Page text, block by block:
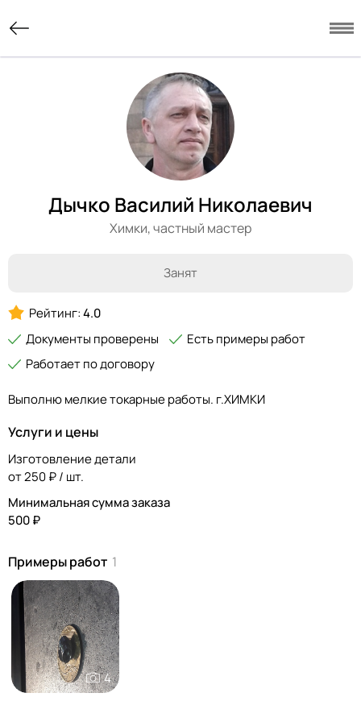
Дычко Василий Николаевич
Химки,частный мастер
Занят
Рейтинг:4.0
Документы проверены
Есть примеры работ
Работает по договору
Выполню мелкие токарные работы. г.ХИМКИ
Услуги и цены
Изготовление детали
от 250 ₽ / шт.
Минимальная сумма заказа
500 ₽
Примеры работ 1
4